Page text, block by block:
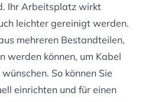
Ihr Arbeitsplatz wirkt
leichter gereinigt werden.
mehreren Bestandteilen,
werden können, um Kabel
So können Sie
einrichten und für einen